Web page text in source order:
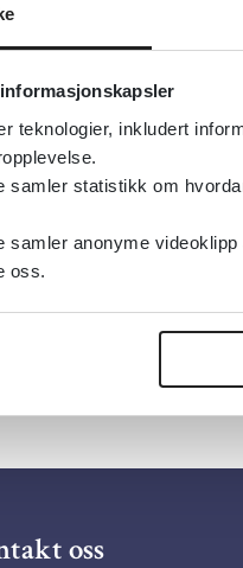
teknologier, inkludert
samler statistikk om
samler anonyme
oss.
publisert:
Psykisk helse,
Arbeidsrettet
Engelsk
oss